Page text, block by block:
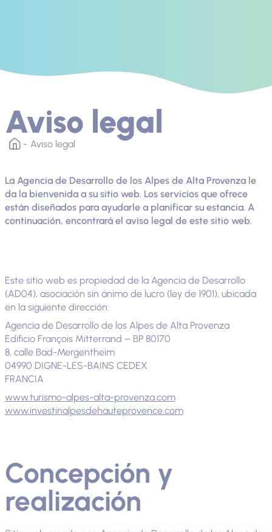
Aviso legal
Aviso legal
La Agencia de Desarrollo de los Alpes de Alta Provenza le
da la bienvenida a su sitio web. Los servicios que ofrece
están diseñados para ayudarle a planificar su estancia. A
continuación, encontrará el aviso legal de este sitio web.
Este sitio web es propiedad de la Agencia de Desarrollo
(AD04), asociación sin ánimo de lucro (ley de 1901), ubicada
en la siguiente dirección:
Agencia de Desarrollo de los Alpes de Alta Provenza
Edificio François Mitterrand – BP 80170
8, calle Bad-Mergentheim
04990 DIGNE-LES-BAINS CEDEX
FRANCIA
www.turismo-alpes-alta-provenza.com
www.investinalpesdehauteprovence.com
Concepción y
realización